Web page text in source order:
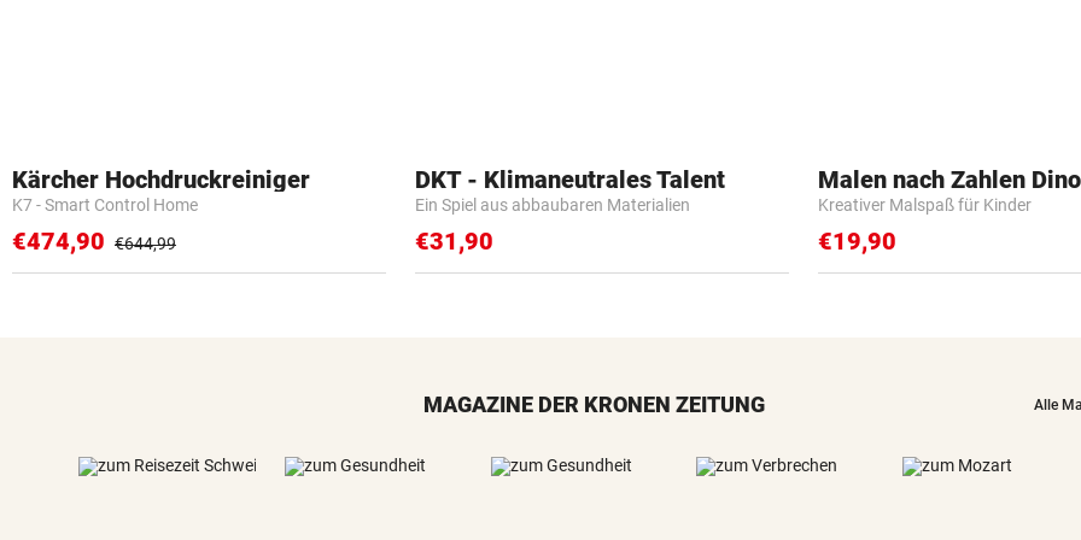
Kärcher Hochdruckreiniger
K7 - Smart Control Home
€474,90 €644,99
DKT - Klimaneutrales Talent
Ein Spiel aus abbaubaren Materialien
€31,90
Malen nach Zahlen
Kreativer Malspaß für Kinder
€19,90
MAGAZINE DER KRONEN ZEITUNG Alle